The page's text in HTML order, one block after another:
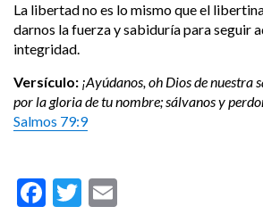
La libertad no es lo mismo que el
darnos la fuerza y sabiduría para seguir
integridad.
Versículo: ¡Ayúdanos, oh Dios de nuestra
por la gloria de tu nombre; sálvanos y
Salmos 79:9
Facebook
Twitter